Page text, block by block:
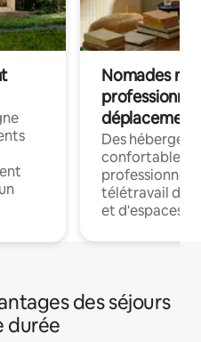
Nomades
déplacement
Des
confortables
professionnels
télétravail
et d'espaces
des séjours
durée